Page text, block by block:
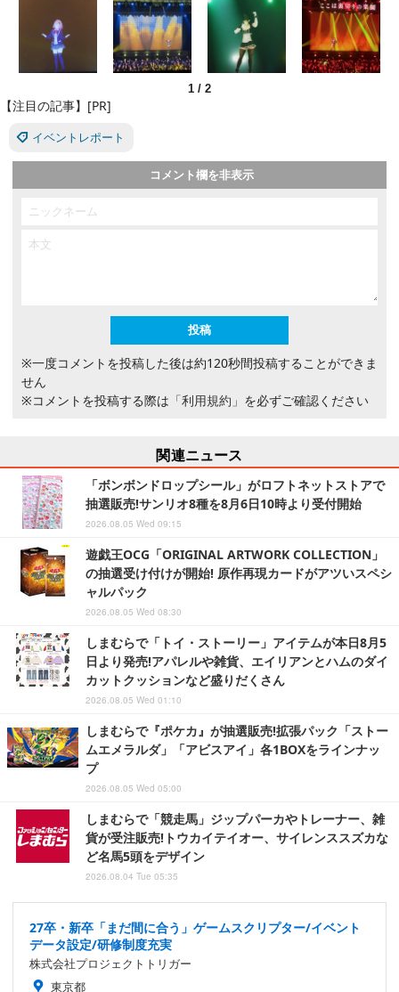
1 / 2
【注目の記事】[PR]
イベントレポート
コメント欄を非表示
※一度コメントを投稿した後は約120秒間投稿することができま
せん
※コメントを投稿する際は 「利用規約」 を必ずご確認ください
関連ニュース
「ボンボンドロップシール」がロフトネットストアで
抽選販売!サンリオ8種を8月6日10時より受付開始
2026.08.05 Wed 09:15
遊戯王OCG「ORIGINAL ARTWORK COLLECTION」
の抽選受け付けが開始! 原作再現カードがアツいスペシ
ャルパック
2026.08.05 Wed 08:30
しまむらで「トイ・ストーリー」アイテムが本日8月5
日より発売!アパレルや雑貨、エイリアンとハムのダイ
カットクッションなど盛りだくさん
2026.08.05 Wed 01:10
しまむらで『ポケカ』が抽選販売!拡張パック「ストー
ムエメラルダ」「アビスアイ」各1BOXをラインナッ
プ
2026.08.05 Wed 05:00
しまむらで「競走馬」ジップパーカやトレーナー、雑
貨が受注販売!トウカイテイオー、サイレンススズカな
ど名馬5頭をデザイン
2026.08.04 Tue 05:35
27卒・新卒「まだ間に合う」ゲームスクリプター/イベント
データ設定/研修制度充実
株式会社プロジェクトトリガー
東京都